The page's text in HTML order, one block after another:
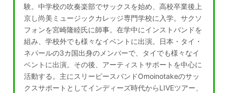
験。中学校の吹奏楽部でサックスを始め、高校卒業後上
京し尚美ミュージックカレッジ専門学校に入学。サクソ
フォンを宮崎隆睦氏に師事。在学中にインストバンドを
組み、学校外でも様々なイベントに出演。日本・タイ・
ネパールの3カ国出身のメンバーで、タイでも様々なイ
ベントに出演。その後、アーティストサポートを中心に
活動する。主にスリーピースバンドOmoinotakeのサッ
クスサポートとしてインディーズ時代からLIVEツアー、